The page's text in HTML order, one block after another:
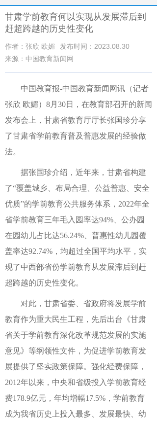
甘肃学前教育何以实现从发展滞后到
赶超跨越的历史性变化
作者：张欣 欧媚
发布时间：2023.08.30
来源：中国教育新闻网
中国教育报-中国教育新闻网讯（记者
张欣 欧媚） 8月30日，在教育部召开的新闻
发布会上，甘肃省教育厅厅长张国珍分享
了甘肃省学前教育普及普惠发展的经验做
法。
据张国珍介绍，近年来，甘肃省构建
了“覆盖城乡、布局合理、公益普惠、安全
优质”的学前教育公共服务体系，2022年全
省学前教育三年毛入园率达94%、公办园
在园幼儿占比达56.24%、普惠性幼儿园覆
盖率达92.74%，均超过全国平均水平，实
现了中西部省份学前教育从发展滞后到赶
超跨越的历史性变化。
对此，甘肃省委、省政府将发展学前
教育作为重大民生工程，先后出台《甘肃
省关于学前教育深化改革规范发展的实施
意见》等纲领性文件，为促进学前教育发
展提供了坚实政策保障。强化经费保障，
2012年以来，中央和省级投入学前教育经
费178.9亿元，年均增幅17.5%，学前教育
成为我省历史上投入最多、发展最快、幼